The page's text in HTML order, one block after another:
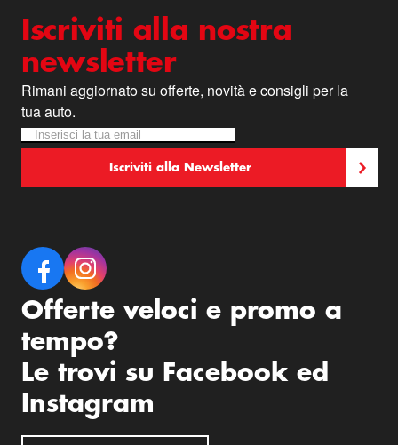
Iscriviti alla nostra
newsletter
Rimani aggiornato su offerte, novità e consigli per la
tua auto.
Newsletter
Iscriviti alla nostra Newsletter:
Iscriviti alla Newsletter
Offerte veloci e promo a
tempo?
Le trovi su Facebook ed
Instagram